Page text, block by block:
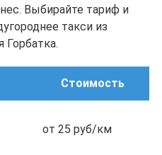
Выбирайте тариф и
такси из
Горбатка.
Стоимость
от 25 руб/км